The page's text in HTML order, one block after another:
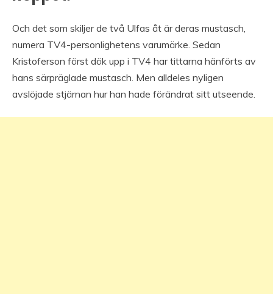
Och det som skiljer de två Ulfas åt är deras mustasch,
numera TV4-personlighetens varumärke. Sedan
Kristoferson först dök upp i TV4 har tittarna hänförts av
hans särpräglade mustasch. Men alldeles nyligen
avslöjade stjärnan hur han hade förändrat sitt utseende.